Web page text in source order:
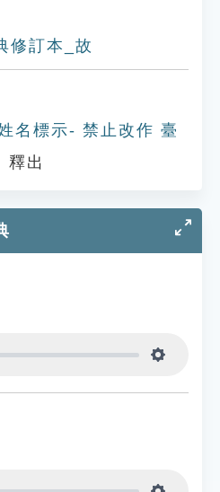
修訂本_故
名標示- 禁止改作 臺
釋出